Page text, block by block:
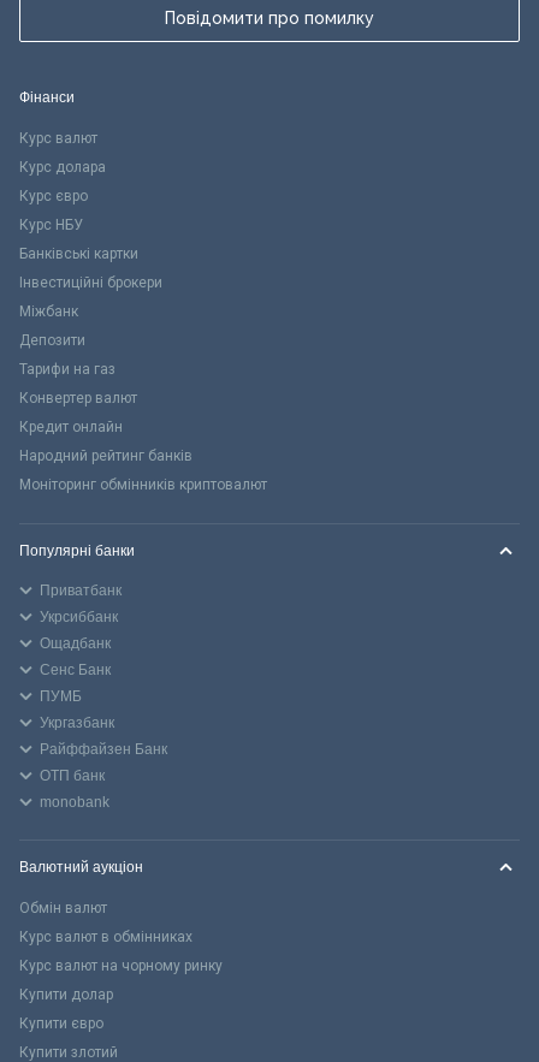
Повідомити про помилку
Фінанси
Курс валют
Курс долара
Курс євро
Курс НБУ
Банківські картки
Інвестиційні брокери
Міжбанк
Депозити
Тарифи на газ
Конвертер валют
Кредит онлайн
Народний рейтинг банків
Моніторинг обмінників криптовалют
Популярні банки
Приватбанк
Укрсиббанк
Ощадбанк
Сенс Банк
ПУМБ
Укргазбанк
Райффайзен Банк
ОТП банк
monobank
Валютний аукціон
Обмін валют
Курс валют в обмінниках
Курс валют на чорному ринку
Купити долар
Купити євро
Купити злотий